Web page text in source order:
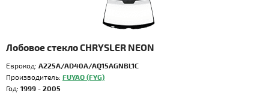
Лобовое стекло CHRYSLER NEON
Еврокод: A225A/AD40A/AQ15AGNBL1C
Производитель: FUYAO (FYG)
Год: 1999 - 2005